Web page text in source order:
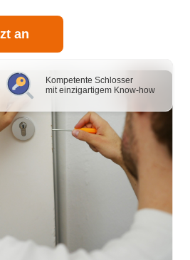
Kompetente Schlosser
mit einzigartigem Know-how
an